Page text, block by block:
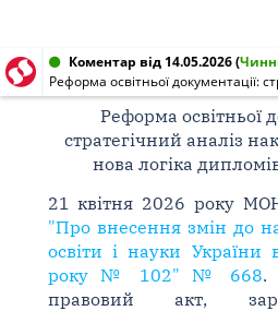
Коментар від 14.05.2026(
Реформа освітньої
стратегічний аналіз
нова логіка
21 квітня 2026 року
"Про внесення змін до
освіти і науки України
року № 102" № 668.
правовий акт,